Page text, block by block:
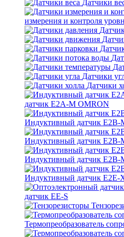
Датчики
измерения и контроля
Датчики
Датчики
датчик E2A-M OMRON
Индуктивный датчик
Индуктивный датчик
Индуктивный датчик
Индуктивный датчик E2E-
датчик EE-S
Термопреобразователь